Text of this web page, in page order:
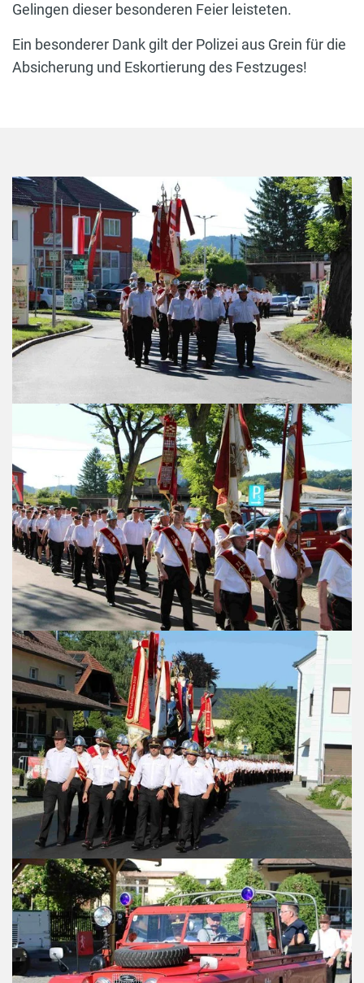
Gelingen dieser besonderen Feier leisteten.
Ein besonderer Dank gilt der Polizei aus Grein für die
Absicherung und Eskortierung des Festzuges!